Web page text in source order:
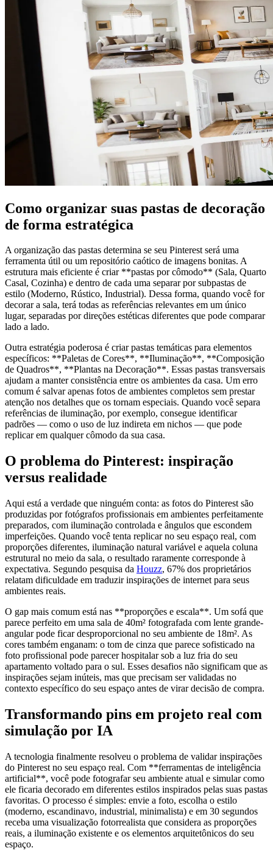
Como organizar suas pastas de decoração
de forma estratégica
A organização das pastas determina se seu Pinterest será uma
ferramenta útil ou um repositório caótico de imagens bonitas. A
estrutura mais eficiente é criar **pastas por cômodo** (Sala, Quarto
Casal, Cozinha) e dentro de cada uma separar por subpastas de
estilo (Moderno, Rústico, Industrial). Dessa forma, quando você for
decorar a sala, terá todas as referências relevantes em um único
lugar, separadas por direções estéticas diferentes que pode comparar
lado a lado.
Outra estratégia poderosa é criar pastas temáticas para elementos
específicos: **Paletas de Cores**, **Iluminação**, **Composição
de Quadros**, **Plantas na Decoração**. Essas pastas transversais
ajudam a manter consistência entre os ambientes da casa. Um erro
comum é salvar apenas fotos de ambientes completos sem prestar
atenção nos detalhes que os tornam especiais. Quando você separa
referências de iluminação, por exemplo, consegue identificar
padrões — como o uso de luz indireta em nichos — que pode
replicar em qualquer cômodo da sua casa.
O problema do Pinterest: inspiração
versus realidade
Aqui está a verdade que ninguém conta: as fotos do Pinterest são
produzidas por fotógrafos profissionais em ambientes perfeitamente
preparados, com iluminação controlada e ângulos que escondem
imperfeições. Quando você tenta replicar no seu espaço real, com
proporções diferentes, iluminação natural variável e aquela coluna
estrutural no meio da sala, o resultado raramente corresponde à
expectativa. Segundo pesquisa da Houzz, 67% dos proprietários
relatam dificuldade em traduzir inspirações de internet para seus
ambientes reais.
O gap mais comum está nas **proporções e escala**. Um sofá que
parece perfeito em uma sala de 40m² fotografada com lente grande-
angular pode ficar desproporcional no seu ambiente de 18m². As
cores também enganam: o tom de cinza que parece sofisticado na
foto profissional pode parecer hospitalar sob a luz fria do seu
apartamento voltado para o sul. Esses desafios não significam que as
inspirações sejam inúteis, mas que precisam ser validadas no
contexto específico do seu espaço antes de virar decisão de compra.
Transformando pins em projeto real com
simulação por IA
A tecnologia finalmente resolveu o problema de validar inspirações
do Pinterest no seu espaço real. Com **ferramentas de inteligência
artificial**, você pode fotografar seu ambiente atual e simular como
ele ficaria decorado em diferentes estilos inspirados pelas suas pastas
favoritas. O processo é simples: envie a foto, escolha o estilo
(moderno, escandinavo, industrial, minimalista) e em 30 segundos
receba uma visualização fotorrealista que considera as proporções
reais, a iluminação existente e os elementos arquitetônicos do seu
espaço.